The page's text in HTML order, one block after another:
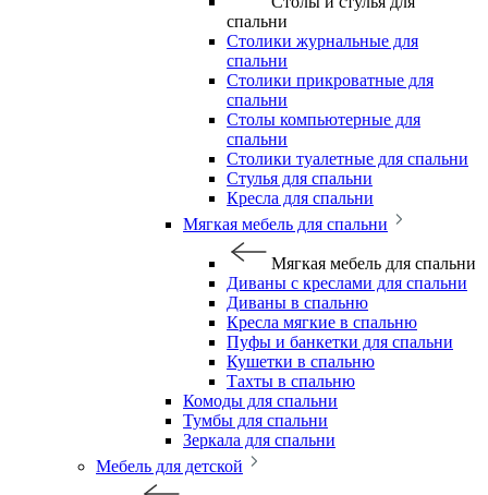
спальни
Столики журнальные для
спальни
Столики прикроватные для
спальни
Столы компьютерные для
спальни
Столики туалетные для спальни
Стулья для спальни
Кресла для спальни
Мягкая мебель для спальни
Мягкая мебель для спальни
Диваны с креслами для спальни
Диваны в спальню
Кресла мягкие в спальню
Пуфы и банкетки для спальни
Кушетки в спальню
Тахты в спальню
Комоды для спальни
Тумбы для спальни
Зеркала для спальни
Мебель для детской